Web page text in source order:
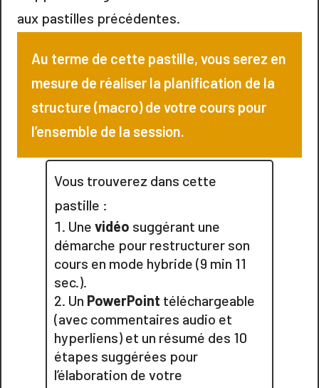
aux pastilles précédentes.
Au terme de cette pastille, vous serez en
mesure de réaliser la planification de la
structure (macro) de votre cours pour
l’ensemble de la session.
Vous trouverez dans cette
pastille :
Unevidéo suggérant une
démarche pour restructurer son
cours en mode hybride (9 min 11
sec.).
Un PowerPoint téléchargeable
(avec commentaires audio et
hyperliens) et un résumé des 10
étapes suggérées pour
l’élaboration de votre